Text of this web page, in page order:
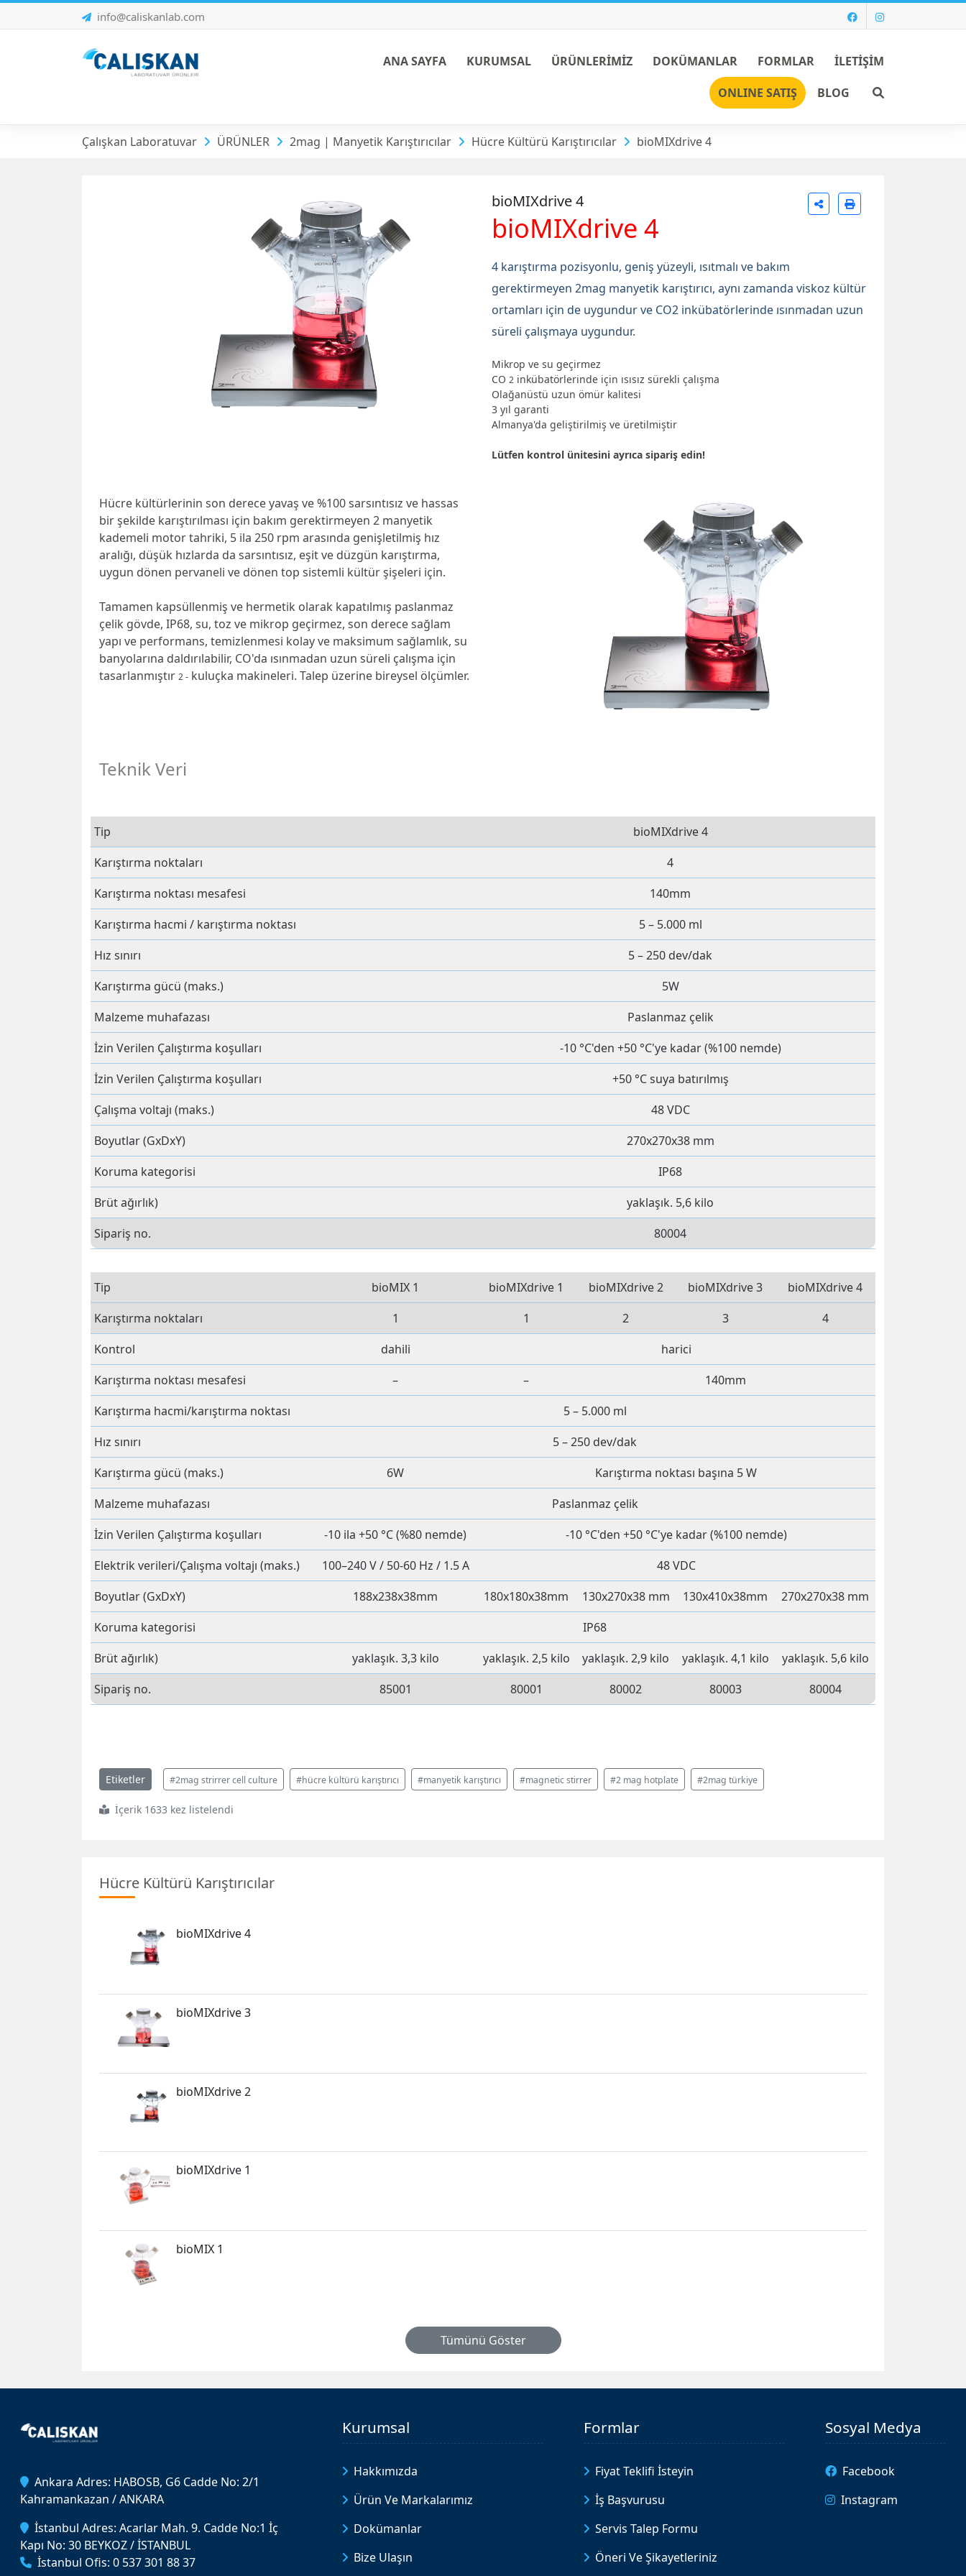
info@caliskanlab.com
ANA SAYFA KURUMSAL ÜRÜNLERİMİZ DOKÜMANLAR FORMLAR
İLETİŞİM
ONLINE SATIŞ
BLOG
Hücre Kültürü Karıştırıcılar
Çalışkan Laboratuvar ÜRÜNLER 2mag | Manyetik Karıştırıcılar Hücre Kültürü Karıştırıcılar bioMIXdrive 4
bioMIXdrive 4
bioMIXdrive 4
4 karıştırma pozisyonlu, geniş yüzeyli, ısıtmalı ve bakım
gerektirmeyen 2mag manyetik karıştırıcı, aynı zamanda viskoz kültür
ortamları için de uygundur ve CO2 inkübatörlerinde ısınmadan uzun
süreli çalışmaya uygundur.
Mikrop ve su geçirmez
CO 2 inkübatörlerinde için ısısız sürekli çalışma
Olağanüstü uzun ömür kalitesi
3 yıl garanti
Almanya'da geliştirilmiş ve üretilmiştir
Lütfen kontrol ünitesini ayrıca sipariş edin!
Hücre kültürlerinin son derece yavaş ve %100 sarsıntısız ve hassas
bir şekilde karıştırılması için bakım gerektirmeyen 2 manyetik
kademeli motor tahriki, 5 ila 250 rpm arasında genişletilmiş hız
aralığı, düşük hızlarda da sarsıntısız, eşit ve düzgün karıştırma,
uygun dönen pervaneli ve dönen top sistemli kültür şişeleri için.
Tamamen kapsüllenmiş ve hermetik olarak kapatılmış paslanmaz
çelik gövde, IP68, su, toz ve mikrop geçirmez, son derece sağlam
yapı ve performans, temizlenmesi kolay ve maksimum sağlamlık, su
banyolarına daldırılabilir, CO'da ısınmadan uzun süreli çalışma için
tasarlanmıştır 2 - kuluçka makineleri. Talep üzerine bireysel ölçümler.
Teknik Veri
Tip
bioMIXdrive 4
Karıştırma noktaları
4
Karıştırma noktası mesafesi
140mm
Karıştırma hacmi / karıştırma noktası
5 – 5.000 ml
Hız sınırı
5 – 250 dev/dak
Karıştırma gücü (maks.)
5W
Malzeme muhafazası
Paslanmaz çelik
İzin Verilen Çalıştırma koşulları
-10 °C'den +50 °C'ye kadar (%100 nemde)
İzin Verilen Çalıştırma koşulları
+50 °C suya batırılmış
Çalışma voltajı (maks.)
48 VDC
Boyutlar (GxDxY)
270x270x38 mm
Koruma kategorisi
IP68
Brüt ağırlık)
yaklaşık. 5,6 kilo
Sipariş no.
80004
Tip bioMIX 1 bioMIXdrive 1 bioMIXdrive 2 bioMIXdrive 3
bioMIXdrive 4
Karıştırma noktaları
1 1 2 3
4
Kontrol
dahili
harici
Karıştırma noktası mesafesi
– –
140mm
Karıştırma hacmi/karıştırma noktası
5 – 5.000 ml
Hız sınırı
5 – 250 dev/dak
Karıştırma gücü (maks.)
6W
Karıştırma noktası başına 5 W
Malzeme muhafazası
Paslanmaz çelik
İzin Verilen Çalıştırma koşulları
-10 ila +50 °C (%80 nemde)
-10 °C'den +50 °C'ye kadar (%100 nemde)
Elektrik verileri/Çalışma voltajı (maks.)
100–240 V / 50-60 Hz / 1.5 A
48 VDC
Boyutlar (GxDxY)
188x238x38mm 180x180x38mm 130x270x38 mm 130x410x38mm
270x270x38 mm
Koruma kategorisi
IP68
Brüt ağırlık)
yaklaşık. 3,3 kilo yaklaşık. 2,5 kilo yaklaşık. 2,9 kilo yaklaşık. 4,1 kilo yaklaşık. 5,6 kilo
Sipariş no.
85001 80001 80002 80003 80004
Etiketler #2mag strirrer cell culture #hücre kültürü karıştırıcı #manyetik karıştırıcı #magnetic stirrer #2 mag hotplate #2mag türkiye
İçerik 1633 kez listelendi
Hücre Kültürü Karıştırıcılar
bioMIXdrive 4
bioMIXdrive 3
bioMIXdrive 2
bioMIXdrive 1
bioMIX 1
Tümünü Göster
Ankara Adres: HABOSB, G6 Cadde No: 2/1
Kahramankazan / ANKARA
İstanbul Adres: Acarlar Mah. 9. Cadde No:1 İç
Kapı No: 30 BEYKOZ / İSTANBUL
İstanbul Ofis: 0 537 301 88 37
Kurumsal
Hakkımızda
Ürün Ve Markalarımız
Dokümanlar
Bize Ulaşın
Formlar
Fiyat Teklifi İsteyin
İş Başvurusu
Servis Talep Formu
Öneri Ve Şikayetleriniz
Sosyal Medya
Facebook
Instagram